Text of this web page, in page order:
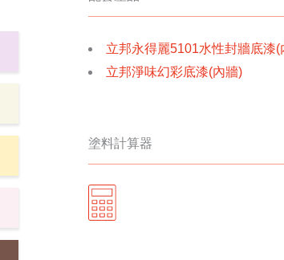
立邦永得麗5101水性封牆底漆(
立邦淨味幻彩底漆(內牆)
塗料計算器